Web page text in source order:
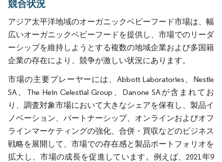
競合状況
アジア太平洋地域のオーガニックベビーフード市場は、幅
広いオーガニックベビーフードを提供し、市場でのリーダ
ーシップを維持しようとする複数の地域企業および多国籍
企業の存在により、競争が激しい状況にあります。
市場の主要プレーヤーには、Abbott Laboratories、Nestle
SA、The Hein Celestial Group、Danone SAが含まれてお
り、調査対象市場において大きなシェアを保有し、製品イ
ノベーション、パートナーシップ、オンラインおよびオフ
ラインマーケティングの強化、合併・買収などのビジネス
戦略を展開して、市場での存在感と製品ポートフォリオを
拡大し、市場の成長を促進しています。例えば、2021年9